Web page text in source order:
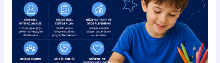
Eğitim
Programları
ile
Nitelikli
Hizmet